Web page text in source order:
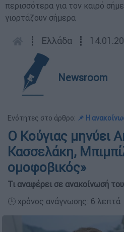
περισσότερα για τον καιρό
γιορτάζουν σήμερα
┋ Ελλάδα ┋
Newsroom
Ενότητες στο άρθρο: 📌 Η
Ο Κούγιας μηνύει
Κασσελάκη,
ομοφοβικός»
Τι αναφέρει σε ανακοίνωσή του
🕛 χρόνος ανάγνωσης: 6